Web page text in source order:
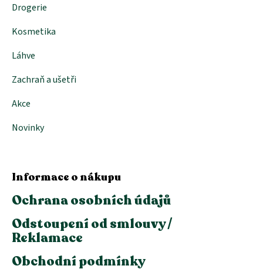
Drogerie
Kosmetika
Láhve
Zachraň a ušetři
Akce
Novinky
Informace o nákupu
Ochrana osobních údajů
Odstoupení od smlouvy /
Reklamace
Obchodní podmínky